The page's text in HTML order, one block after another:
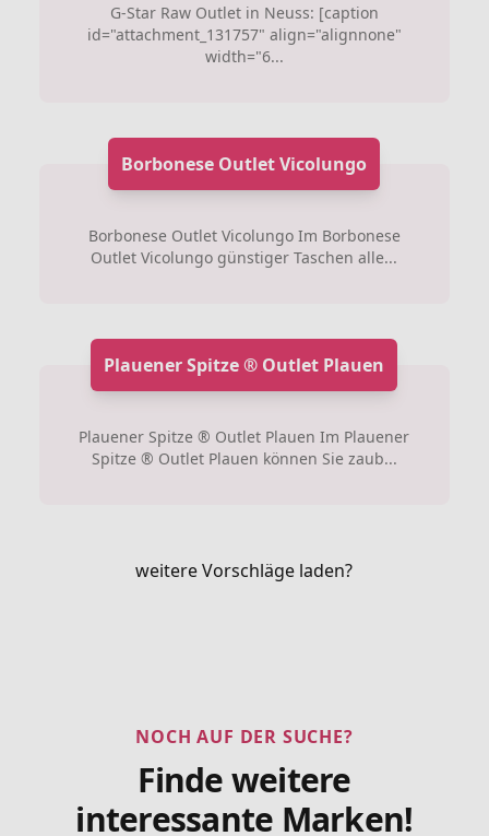
G-Star Raw Outlet in Neuss: [caption
id="attachment_131757" align="alignnone"
width="6...
Borbonese Outlet Vicolungo
Borbonese Outlet Vicolungo Im Borbonese
Outlet Vicolungo günstiger Taschen alle...
Plauener Spitze ® Outlet Plauen
Plauener Spitze ® Outlet Plauen Im Plauener
Spitze ® Outlet Plauen können Sie zaub...
weitere Vorschläge laden?
NOCH AUF DER SUCHE?
Finde weitere
interessante Marken!